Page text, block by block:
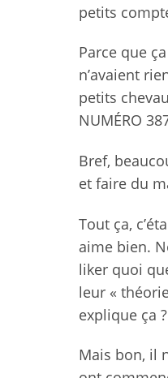
petits
Parce que
n’avaient
petits
NUMÉRO
Bref,
et faire du
Tout ça,
aime bien.
liker quoi
leur «
explique ça ?
Mais bon, il